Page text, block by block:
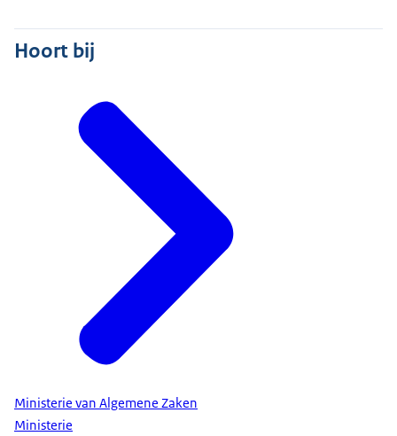
Hoort bij
Ministerie van Algemene Zaken
Ministerie